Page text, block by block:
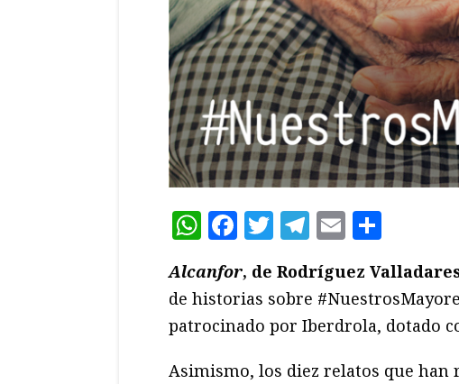
WhatsApp
Facebook
Twitter
Telegram
Email
Alcanfor, de Rodríguez
de historias sobre
patrocinado por Iberdrola, dotado
Asimismo, los diez relatos que han